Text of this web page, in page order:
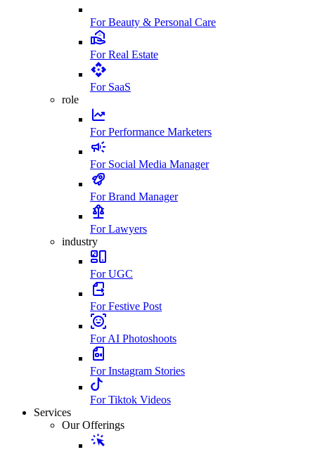
For Beauty & Personal Care
For Real Estate
For SaaS
role
For Performance Marketers
For Social Media Manager
For Brand Manager
For Lawyers
industry
For UGC
For Festive Post
For AI Photoshoots
For Instagram Stories
For Tiktok Videos
Services
Our Offerings